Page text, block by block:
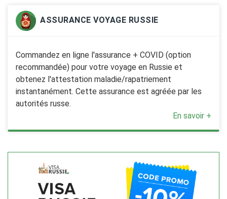
ASSURANCE VOYAGE RUSSIE
Commandez en ligne l'assurance + COVID (option
recommandée) pour votre voyage en Russie et
obtenez l'attestation maladie/rapatriement
instantanément. Cette assurance est agréée par les
autorités russe.
En savoir +